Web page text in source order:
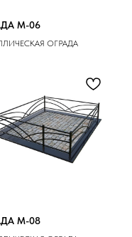
M-06
ОГРАДА
M-08